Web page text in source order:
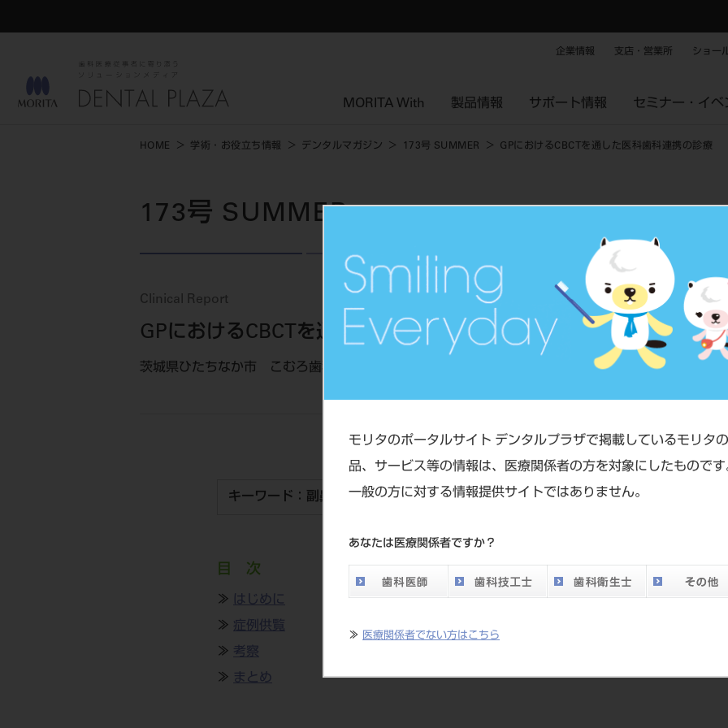
モリタのポータルサイト デンタルプラザで掲載しているモリタ
品、サービス等の情報は、医療関係者の方を対象にしたものです
一般の方に対する情報提供サイトではありません。
あなたは医療関係者ですか？
≫ 医療関係者でない方はこちら
企業情報 支店・営業所 ショー
MORITA With 製品情報 サポート情報 セミナー・イベ
HOME 学術・お役立ち情報 デンタルマガジン 173号 SUMMER GPにおけるCBCTを通した医科歯科連携の診療
173号 SUMMER
Clinical Report
GPにおけるCBCTを通した医科歯科連携の診療
茨城県ひたちなか市 こむろ歯科 院長 小室 文相
キーワード：副鼻腔疾患における連携／CBCTデータを用いた医科歯科連携
目 次
≫
はじめに
≫ 症例供覧
≫ 考察
≫ まとめ